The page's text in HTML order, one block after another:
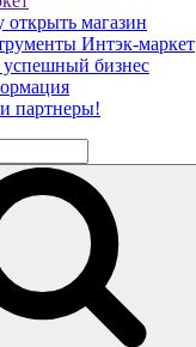
открыть магазин
Интэк-маркет
бизнес
партнеры!